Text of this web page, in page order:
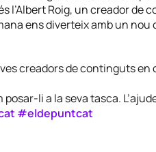
l’Albert Roig, un creador de
ens diverteix amb un nou
creadors de continguts en
li a la seva tasca.
#eldepuntcat